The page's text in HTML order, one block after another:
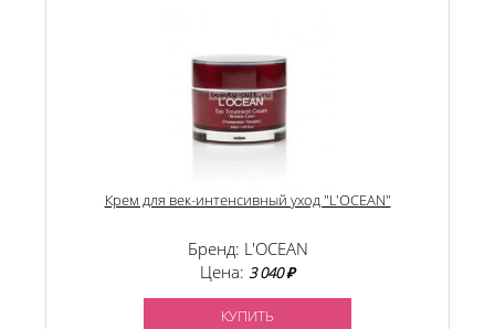
Крем для век-интенсивный уход "L'OCEAN"
Бренд: L'OCEAN
Цена: 3 040 ₽
КУПИТЬ